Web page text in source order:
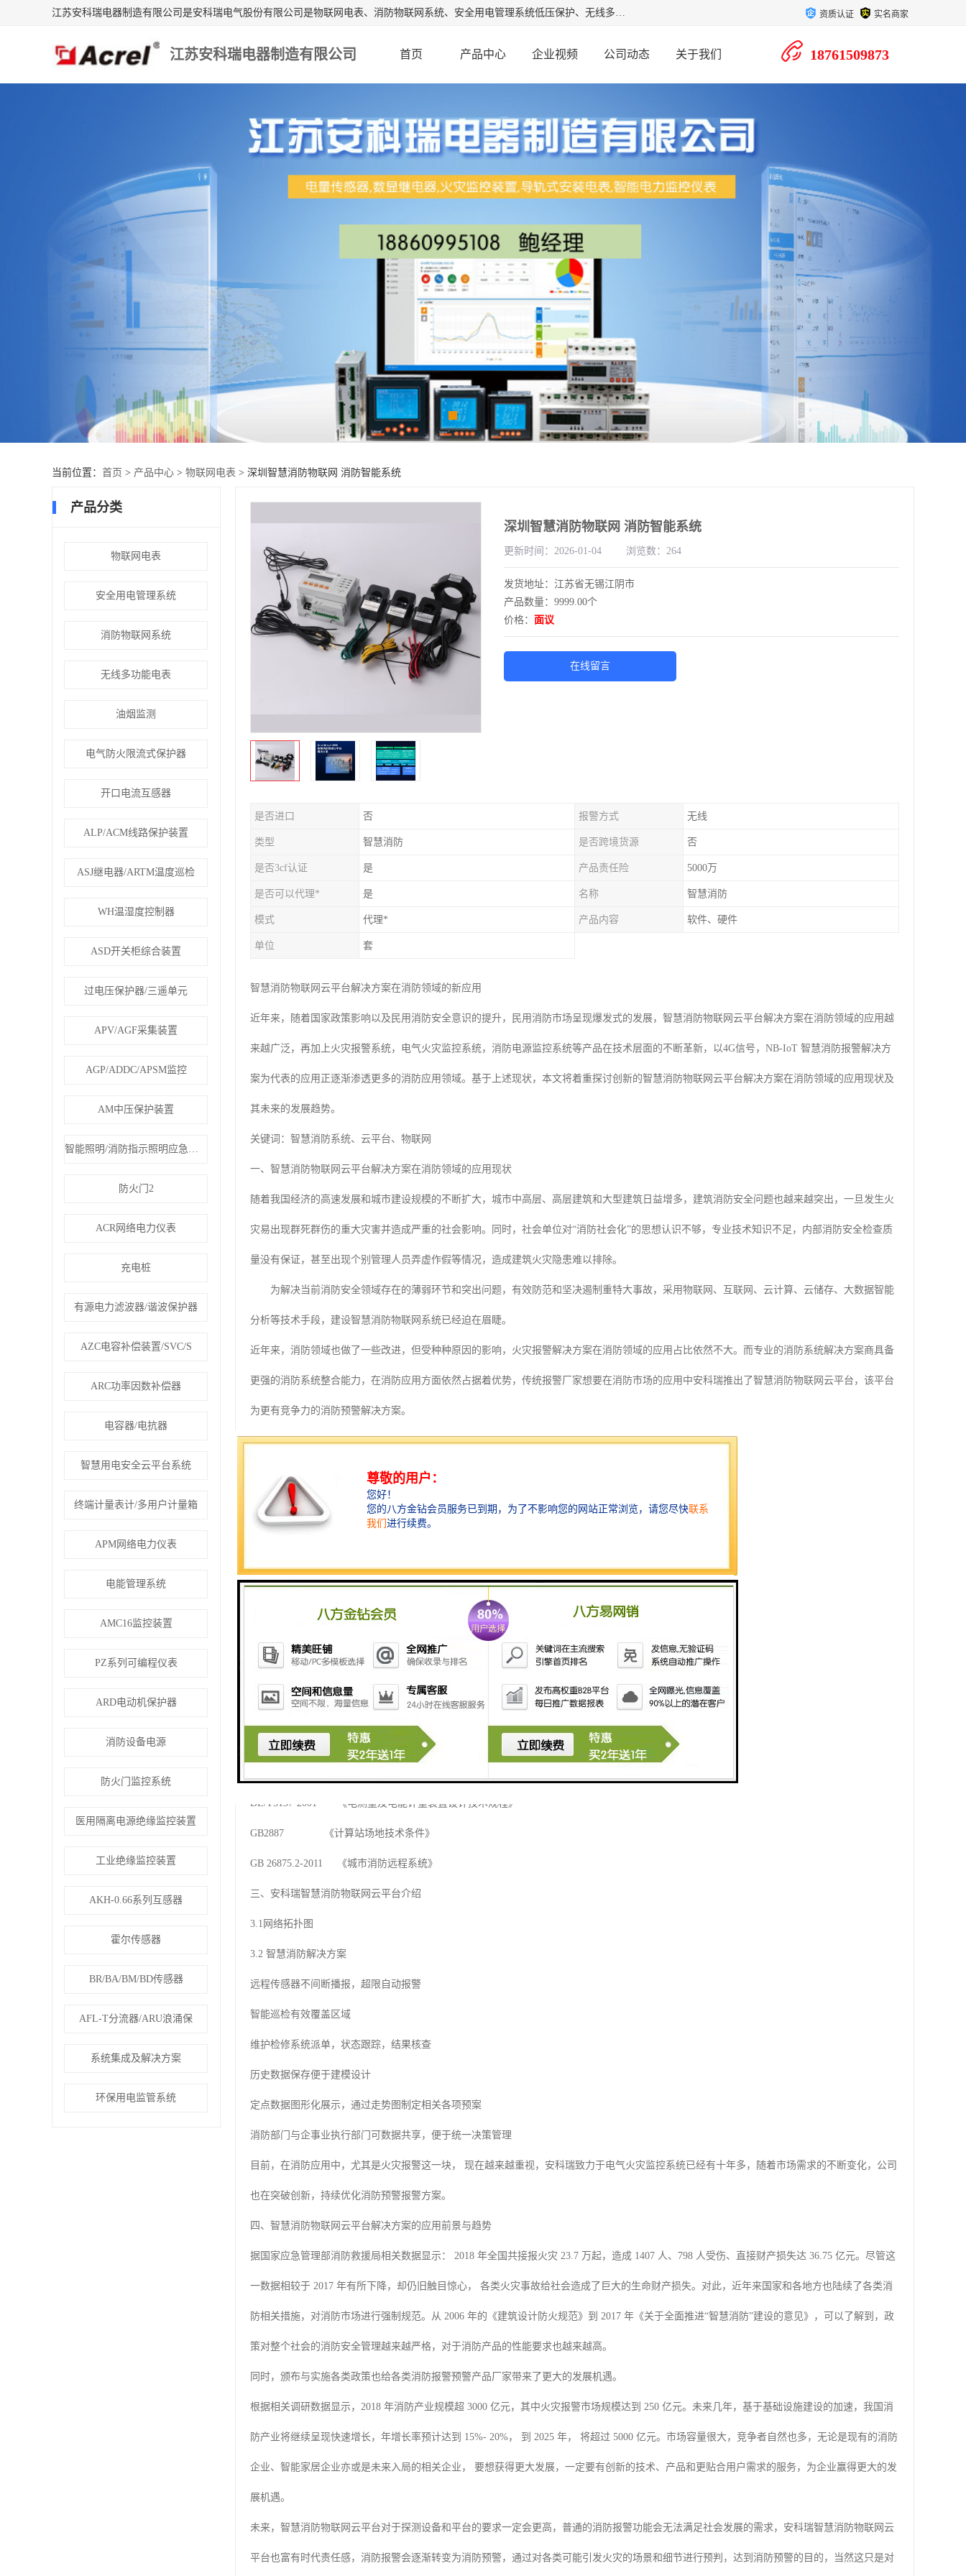
江苏安科瑞电器制造有限公司是安科瑞电气股份有限公司是物联网电表、消防物联网系统、安全用电管理系统低压保护、无线多功能电表、智能光伏等系列产品的生产基地。为客户提供可靠用电、节约用电、安全用电的完整解决方案，在智能电网用户端、新能源、物联网等前沿领域不断探索开发新产品。流箱,数显工控表,火灾监控装置。 资质认证 实名商家
江苏安科瑞电器制造有限公司 首页 产品中心 企业视频 公司动态 关于我们 18761509873
当前位置： 首页 > 产品中心 > 物联网电表 > 深圳智慧消防物联网 消防智能系统
产品分类
物联网电表
安全用电管理系统
消防物联网系统
无线多功能电表
油烟监测
电气防火限流式保护器
开口电流互感器
ALP/ACM线路保护装置
ASJ继电器/ARTM温度巡检
WH温湿度控制器
ASD开关柜综合装置
过电压保护器/三遥单元
APV/AGF采集装置
AGP/ADDC/APSM监控
AM中压保护装置
智能照明/消防指示照明应急疏散
防火门2
ACR网络电力仪表
充电桩
有源电力滤波器/谐波保护器
AZC电容补偿装置/SVC/S
ARC功率因数补偿器
电容器/电抗器
智慧用电安全云平台系统
终端计量表计/多用户计量箱
APM网络电力仪表
电能管理系统
AMC16监控装置
PZ系列可编程仪表
ARD电动机保护器
消防设备电源
防火门监控系统
医用隔离电源绝缘监控装置
工业绝缘监控装置
AKH-0.66系列互感器
霍尔传感器
BR/BA/BM/BD传感器
AFL-T分流器/ARU浪涌保
系统集成及解决方案
环保用电监管系统
深圳智慧消防物联网 消防智能系统
更新时间：2026-01-04 浏览数：264
发货地址：江苏省无锡江阴市
产品数量：9999.00个
价格： 面议
在线留言
是否进口 否 报警方式 无线
类型 智慧消防 是否跨境货源 否
是否3cf认证 是 产品责任险 5000万
是否可以代理* 是 名称 智慧消防
模式 代理* 产品内容 软件、硬件
单位 套
智慧消防物联网云平台解决方案在消防领域的新应用
近年来，随着国家政策影响以及民用消防安全意识的提升，民用消防市场呈现爆发式的发展，智慧消防物联网云平台解决方案在消防领域的应用越
来越广泛，再加上火灾报警系统，电气火灾监控系统，消防电源监控系统等产品在技术层面的不断革新，以4G信号，NB-IoT 智慧消防报警解决方
案为代表的应用正逐渐渗透更多的消防应用领域。基于上述现状，本文将着重探讨创新的智慧消防物联网云平台解决方案在消防领域的应用现状及
其未来的发展趋势。
关键词：智慧消防系统、云平台、物联网
一、智慧消防物联网云平台解决方案在消防领域的应用现状
随着我国经济的高速发展和城市建设规模的不断扩大，城市中高层、高层建筑和大型建筑日益增多，建筑消防安全问题也越来越突出，一旦发生火
灾易出现群死群伤的重大灾害并造成严重的社会影响。同时，社会单位对“消防社会化”的思想认识不够，专业技术知识不足，内部消防安全检查质
量没有保证，甚至出现个别管理人员弄虚作假等情况，造成建筑火灾隐患难以排除。
为解决当前消防安全领域存在的薄弱环节和突出问题，有效防范和坚决遏制重特大事故，采用物联网、互联网、云计算、云储存、大数据智能
分析等技术手段，建设智慧消防物联网系统已经迫在眉睫。
近年来，消防领域也做了一些改进，但受种种原因的影响，火灾报警解决方案在消防领域的应用占比依然不大。而专业的消防系统解决方案商具备
更强的消防系统整合能力，在消防应用方面依然占据着优势，传统报警厂家想要在消防市场的应用中安科瑞推出了智慧消防物联网云平台，该平台
为更有竞争力的消防预警解决方案。
二、智慧消防系统标准
ISO/IEC11801 《国际综合布线标准》
GB/50198 《系统工程技术规范》
G052-2009 《供配电系统设计规范》
DL/T448-2000 《电能计量装置技术管理规程》
DL/T 698.1-2009 《第1部分：总则》
DL/T 698.2-2010 《第2部分：主站技术规范》
DL/T 698.31-2010 《第3.1部分：电能信息采集终端技术规范-通用要求》
DL/T/814-2002 《配电自动化系统功能规范》
DL/T5137-2001 《电测量及电能计量装置设计技术规程》
GB2887 《计算站场地技术条件》
GB 26875.2-2011 《城市消防远程系统》
三、安科瑞智慧消防物联网云平台介绍
3.1网络拓扑图
3.2 智慧消防解决方案
远程传感器不间断播报，超限自动报警
智能巡检有效覆盖区域
维护检修系统派单，状态跟踪，结果核查
历史数据保存便于建模设计
定点数据图形化展示，通过走势图制定相关各项预案
消防部门与企事业执行部门可数据共享，便于统一决策管理
目前，在消防应用中，尤其是火灾报警这一块， 现在越来越重视，安科瑞致力于电气火灾监控系统已经有十年多，随着市场需求的不断变化，公司
也在突破创新，持续优化消防预警报警方案。
四、智慧消防物联网云平台解决方案的应用前景与趋势
据国家应急管理部消防救援局相关数据显示： 2018 年全国共接报火灾 23.7 万起，造成 1407 人、798 人受伤、直接财产损失达 36.75 亿元。尽管这
一数据相较于 2017 年有所下降，却仍旧触目惊心， 各类火灾事故给社会造成了巨大的生命财产损失。对此，近年来国家和各地方也陆续了各类消
防相关措施，对消防市场进行强制规范。从 2006 年的《建筑设计防火规范》到 2017 年《关于全面推进“智慧消防”建设的意见》，可以了解到，政
策对整个社会的消防安全管理越来越严格，对于消防产品的性能要求也越来越高。
同时，颁布与实施各类政策也给各类消防报警预警产品厂家带来了更大的发展机遇。
根据相关调研数据显示，2018 年消防产业规模超 3000 亿元，其中火灾报警市场规模达到 250 亿元。未来几年，基于基础设施建设的加速，我国消
防产业将继续呈现快速增长，年增长率预计达到 15%- 20%， 到 2025 年， 将超过 5000 亿元。市场容量很大，竞争者自然也多，无论是现有的消防
企业、智能家居企业亦或是未来入局的相关企业， 要想获得更大发展，一定要有创新的技术、产品和更贴合用户需求的服务，为企业赢得更大的发
展机遇。
未来，智慧消防物联网云平台对于探测设备和平台的要求一定会更高，普通的消防报警功能会无法满足社会发展的需求，安科瑞智慧消防物联网云
平台也富有时代责任感，消防报警会逐渐转变为消防预警，通过对各类可能引发火灾的场景和细节进行预判，达到消防预警的目的，当然这只是对